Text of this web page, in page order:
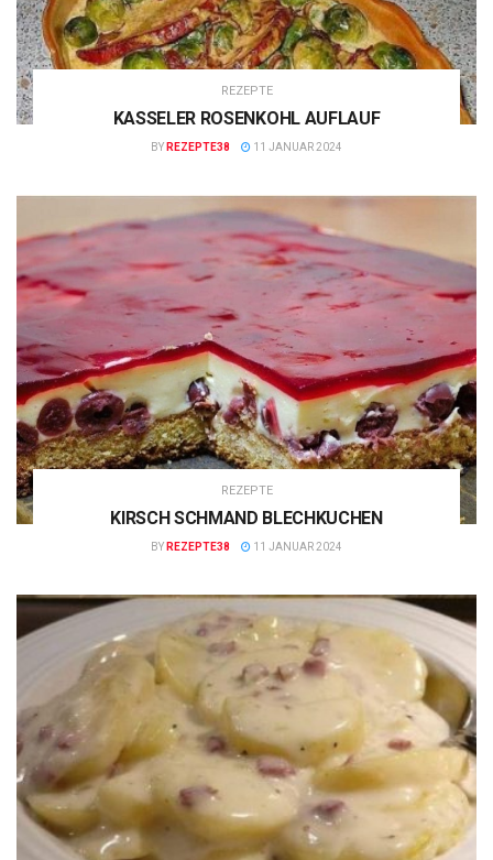
REZEPTE
KASSELER ROSENKOHL AUFLAUF
BY REZEPTE38 11 JANUAR 2024
REZEPTE
KIRSCH SCHMAND BLECHKUCHEN
BY REZEPTE38 11 JANUAR 2024